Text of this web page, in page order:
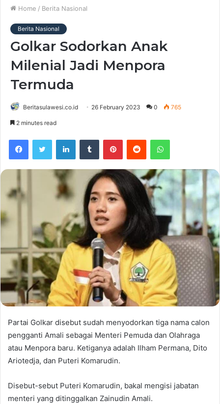
Home / Berita Nasional
Berita Nasional
Golkar Sodorkan Anak
Milenial Jadi Menpora
Termuda
Beritasulawesi.co.id 26 February 2023 0 765
2 minutes read
Partai Golkar disebut sudah menyodorkan tiga nama calon
pengganti Amali sebagai Menteri Pemuda dan Olahraga
atau Menpora baru. Ketiganya adalah Ilham Permana, Dito
Ariotedja, dan Puteri Komarudin.
Disebut-sebut Puteri Komarudin, bakal mengisi jabatan
menteri yang ditinggalkan Zainudin Amali.